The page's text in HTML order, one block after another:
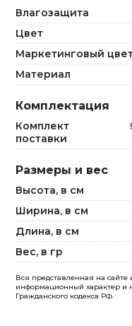
Влагозащита
Цвет
Маркетинговый
Материал
Комплектация
Комплект
поставки
Размеры и вес
Высота, в см
Ширина, в см
Длина, в см
Вес, в гр
Вся представленная на сайте
информационный характер и
Гражданского кодекса РФ.